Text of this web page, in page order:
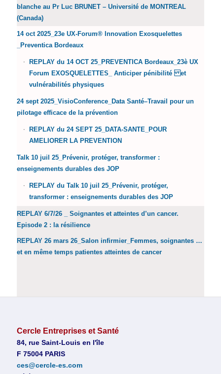
blanche au Pr Luc BRUNET – Université de MONTREAL
(Canada)
14 oct 2025_23e UX-Forum® Innovation Exosquelettes
_Preventica Bordeaux
REPLAY du 14 OCT 25_PREVENTICA Bordeaux_23è UX
Forum EXOSQUELETTES_ Anticiper pénibilité et
vulnérabilités physiques
24 sept 2025_VisioConference_Data Santé–Travail pour un
pilotage efficace de la prévention
REPLAY du 24 SEPT 25_DATA-SANTE_POUR
AMELIORER LA PREVENTION
Talk 10 juil 25_Prévenir, protéger, transformer :
enseignements durables des JOP
REPLAY du Talk 10 juil 25_Prévenir, protéger,
transformer : enseignements durables des JOP
REPLAY 6/7/26 _ Soignantes et atteintes d’un cancer.
Episode 2 : la résilience
REPLAY 26 mars 26_Salon infirmier_Femmes, soignantes …
et en même temps patientes atteintes de cancer
Cercle Entreprises et Santé
84, rue Saint-Louis en l'île
F 75004 PARIS
ces@cercle-es.com